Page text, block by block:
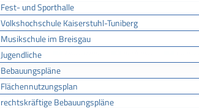
Fest- und Sporthalle
Volkshochschule Kaiserstuhl-Tuniberg
Musikschule im Breisgau
Jugendliche
Bebauungspläne
Flächennutzungsplan
rechtskräftige Bebauungspläne
Impressum